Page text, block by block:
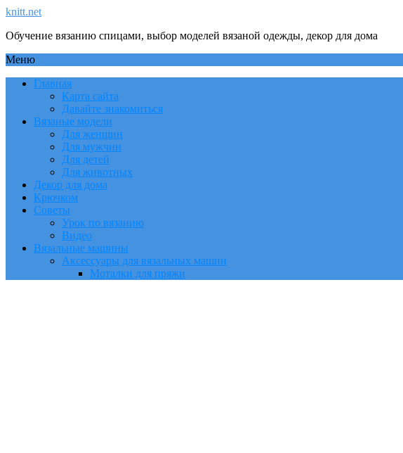
knitt.net
Обучение вязанию спицами, выбор моделей вязаной одежды, декор для дома
Меню
Главная
Карта сайта
Давайте знакомиться
Вязаные модели
Для женщин
Для мужчин
Для детей
Для животных
Декор для дома
Крючком
Советы
Урок по вязанию
Видео
Вязальные машины
Аксессуары для вязальных машин
Моталки для пряжи